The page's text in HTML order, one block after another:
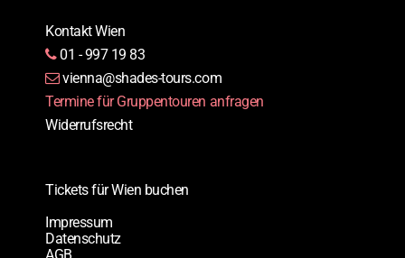
Kontakt Wien
01 - 997 19 83
vienna@shades-tours.com
Termine für Gruppentouren anfragen
Widerrufsrecht
Tickets für Wien buchen
Impressum
Datenschutz
AGB